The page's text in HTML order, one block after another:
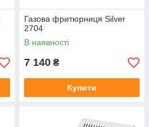
Газова фритюрниця Silver
2704
В наявності
7 140 ₴
Купити